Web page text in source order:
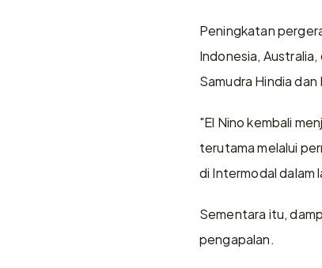
Peningkatan
Indonesia,
Samudra Hindia dan
"El Nino kembali
terutama melalui
di Intermodal dalam
Sementara itu,
pengapalan.